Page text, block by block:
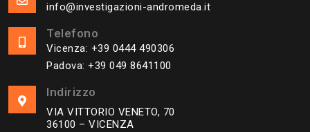
info@investigazioni-andromeda.it
Telefono
Vicenza: +39 0444 490306
Padova: +39 049 8641100
Indirizzo
VIA VITTORIO VENETO, 70
36100 – VICENZA